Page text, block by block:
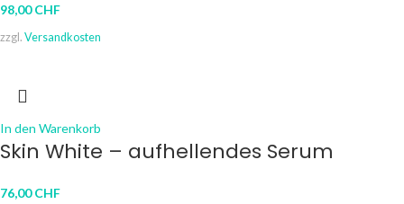
98,00CHF
zzgl. Versandkosten
In den Warenkorb
Skin White – aufhellendes Serum
76,00CHF